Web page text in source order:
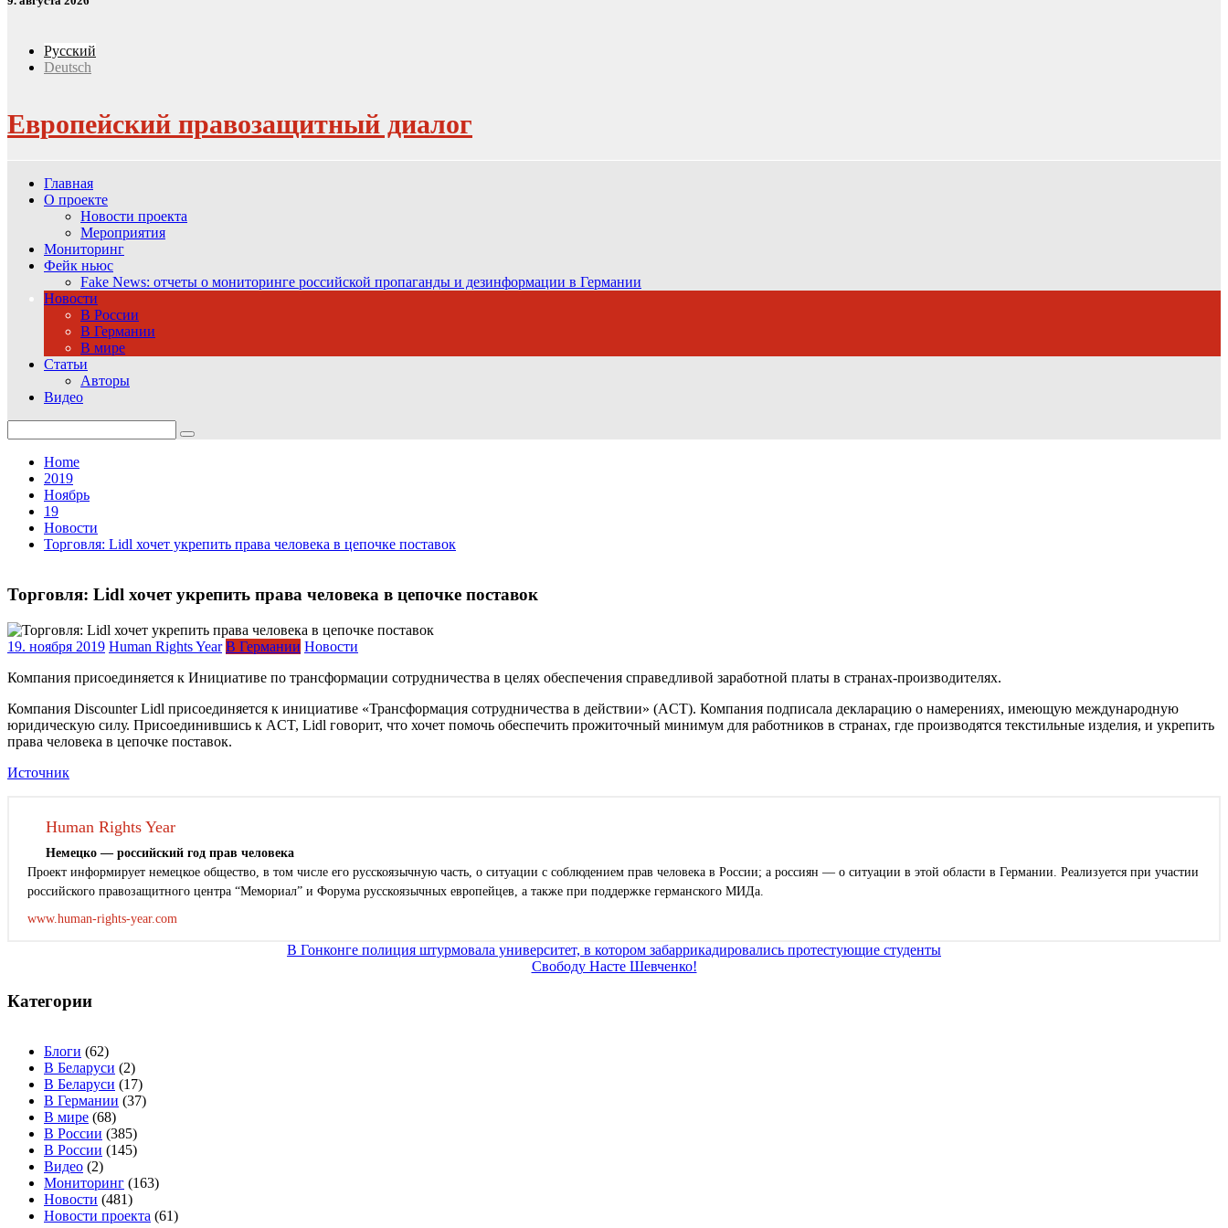
Русский
Deutsch
Европейский правозащитный диалог
Главная
О проекте
Новости проекта
Мероприятия
Мониторинг
Фейк ньюс
Fake News: отчеты о мониторинге российской пропаганды и дезинформации в Германии
Новости
В России
В Германии
В мире
Статьи
Авторы
Видео
for:
Home
2019
Ноябрь
19
Новости
Торговля: Lidl хочет укрепить права человека в цепочке поставок
Торговля: Lidl хочет укрепить права человека в цепочке поставок
19. ноября 2019 Human Rights Year В Германии Новости
Компания присоединяется к Инициативе по трансформации сотрудничества в целях обеспечения справедливой заработной платы в странах-производителях.
Компания Discounter Lidl присоединяется к инициативе «Трансформация сотрудничества в действии» (ACT). Компания подписала декларацию о намерениях, имеющую международную
юридическую силу. Присоединившись к ACT, Lidl говорит, что хочет помочь обеспечить прожиточный минимум для работников в странах, где производятся текстильные изделия, и укрепить
права человека в цепочке поставок.
Источник
Human Rights Year
Немецко — российский год прав человека
Проект информирует немецкое общество, в том числе его русскоязычную часть, о ситуации с соблюдением прав человека в России; а россиян — о ситуации в этой области в Германии. Реализуется при участии
российского правозащитного центра “Мемориал” и Форума русскоязычных европейцев, а также при поддержке германского МИДа.
www.human-rights-year.com
записям
В Гонконге полиция штурмовала университет, в котором забаррикадировались протестующие студенты
Свободу Насте Шевченко!
Категории
Блоги (62)
В Беларуси (2)
В Беларуси (17)
В Германии (37)
В мире (68)
В России (385)
В России (145)
Видео (2)
Мониторинг (163)
Новости (481)
Новости проекта (61)